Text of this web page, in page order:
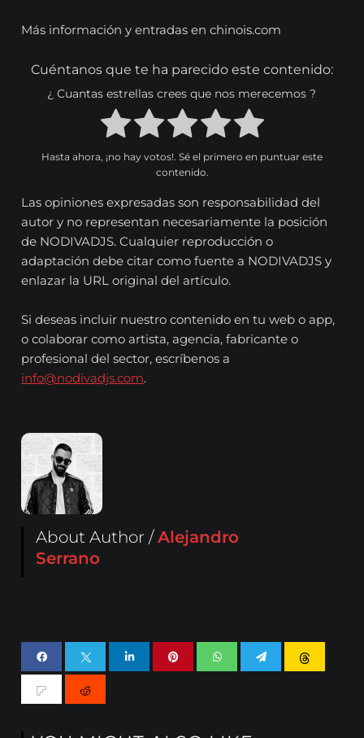
Más información y entradas en chinois.com
Cuéntanos que te ha parecido este contenido:
¿ Cuantas estrellas crees que nos merecemos ?
Hasta ahora, ¡no hay votos!. Sé el primero en puntuar este
contenido.
Las opiniones expresadas son responsabilidad del
autor y no representan necesariamente la posición
de NODIVADJS. Cualquier reproducción o
adaptación debe citar como fuente a NODIVADJS y
enlazar la URL original del artículo.
Si deseas incluir nuestro contenido en tu web o app,
o colaborar como artista, agencia, fabricante o
profesional del sector, escríbenos a
info@nodivadjs.com.
About Author /Alejandro
Serrano